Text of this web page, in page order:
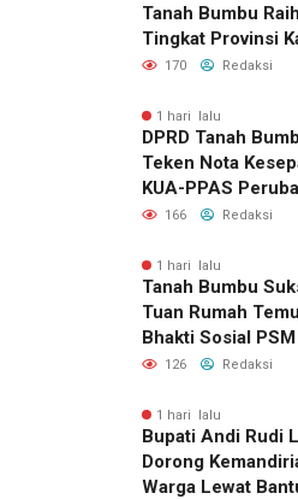
Tanah Bumbu
Tingkat Provinsi
170 Redaksi
1 hari lalu
DPRD Tanah
Teken Nota
KUA-PPAS
APBD 2026
166 Redaksi
1 hari lalu
Tanah Bumbu
Tuan Rumah
Bhakti Sosial
Kalimantan Selatan
126 Redaksi
1 hari lalu
Bupati Andi Rudi
Dorong
Warga Lewat